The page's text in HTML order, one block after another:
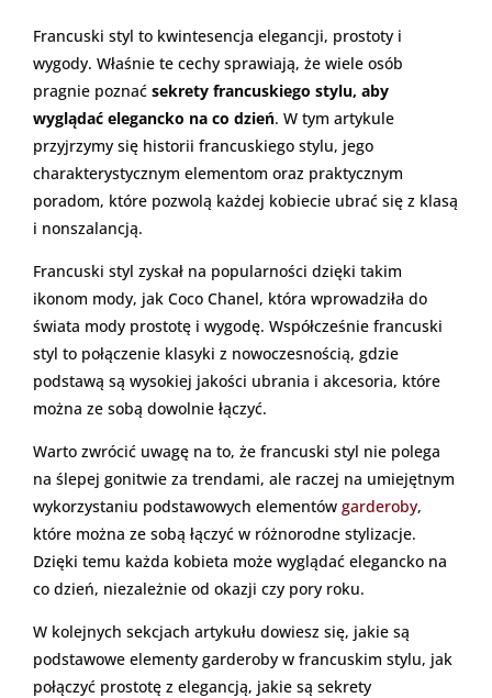
Francuski styl to kwintesencja elegancji, prostoty i
wygody. Właśnie te cechy sprawiają, że wiele osób
pragnie poznać sekrety francuskiego stylu, aby
wyglądać elegancko na co dzień. W tym artykule
przyjrzymy się historii francuskiego stylu, jego
charakterystycznym elementom oraz praktycznym
poradom, które pozwolą każdej kobiecie ubrać się z klasą
i nonszalancją.
Francuski styl zyskał na popularności dzięki takim
ikonom mody, jak Coco Chanel, która wprowadziła do
świata mody prostotę i wygodę. Współcześnie francuski
styl to połączenie klasyki z nowoczesnością, gdzie
podstawą są wysokiej jakości ubrania i akcesoria, które
można ze sobą dowolnie łączyć.
Warto zwrócić uwagę na to, że francuski styl nie polega
na ślepej gonitwie za trendami, ale raczej na umiejętnym
wykorzystaniu podstawowych elementów garderoby,
które można ze sobą łączyć w różnorodne stylizacje.
Dzięki temu każda kobieta może wyglądać elegancko na
co dzień, niezależnie od okazji czy pory roku.
W kolejnych sekcjach artykułu dowiesz się, jakie są
podstawowe elementy garderoby w francuskim stylu, jak
połączyć prostotę z elegancją, jakie są sekrety